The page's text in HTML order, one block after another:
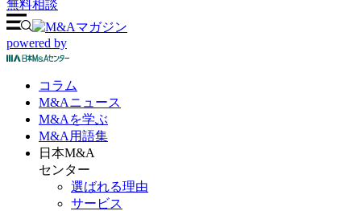
無料相談
powered by
コラム
M&Aニュース
M&Aを学ぶ
M&A 用語集
日本M&A
センター
選ばれる理由
サービス